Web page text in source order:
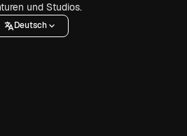
und Studios.
Deutsch